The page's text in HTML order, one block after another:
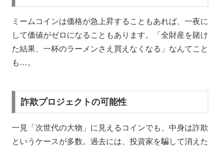
ミームコインは価格が急上昇することもあれば、一夜に
して価値がゼロになることもあります。「全財産を賭け
た結果、一杯のラーメンさえ買えなくなる」なんてこと
も…。
詐欺プロジェクトの可能性
一見「次世代の大物」に見えるコインでも、中身は詐欺
というケースが多数。過去には、投資家を騙して消えた